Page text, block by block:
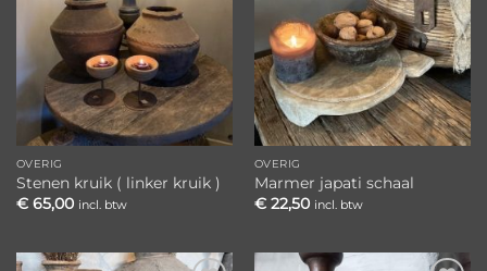
OVERIG
Stenen kruik ( linker kruik )
€65,00 incl. btw
OVERIG
Marmer japati schaal
€22,50 incl. btw